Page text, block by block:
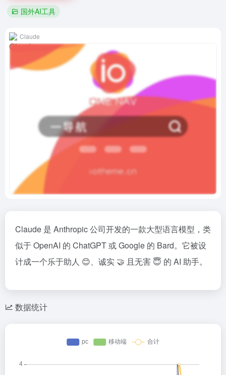
国外AI工具
Claude
Claude 是 Anthropic 公司开发的一款大型语言模型，类
似于 OpenAI 的 ChatGPT 或 Google 的 Bard。它被设
计成一个乐于助人 😊、诚实 🤝 且无害 😇 的 AI 助手。
数据统计